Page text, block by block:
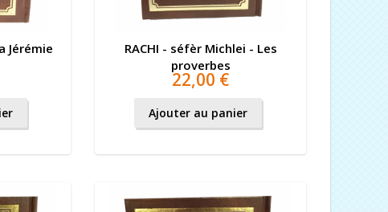
Jérémie
RACHI - séfèr Michlei - Les
proverbes
22,00 €
Ajouter au panier